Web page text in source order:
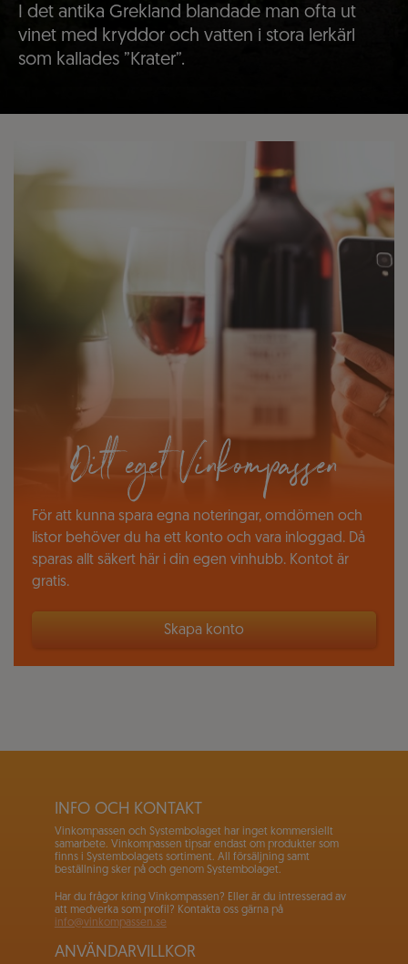
I det antika Grekland blandade man ofta ut
vinet med kryddor och vatten i stora lerkärl
som kallades ”Krater”.
Ditt eget Vinkompassen
För att kunna spara egna noteringar, omdömen och
listor behöver du ha ett konto och vara inloggad. Då
sparas allt säkert här i din egen vinhubb. Kontot är
gratis.
Skapa konto
INFO OCH KONTAKT
Vinkompassen och Systembolaget har inget kommersiellt
samarbete. Vinkompassen tipsar endast om produkter som
finns i Systembolagets sortiment. All försäljning samt
beställning sker på och genom Systembolaget.
Har du frågor kring Vinkompassen? Eller är du intresserad av
att medverka som profil? Kontakta oss gärna på
info@vinkompassen.se
ANVÄNDARVILLKOR